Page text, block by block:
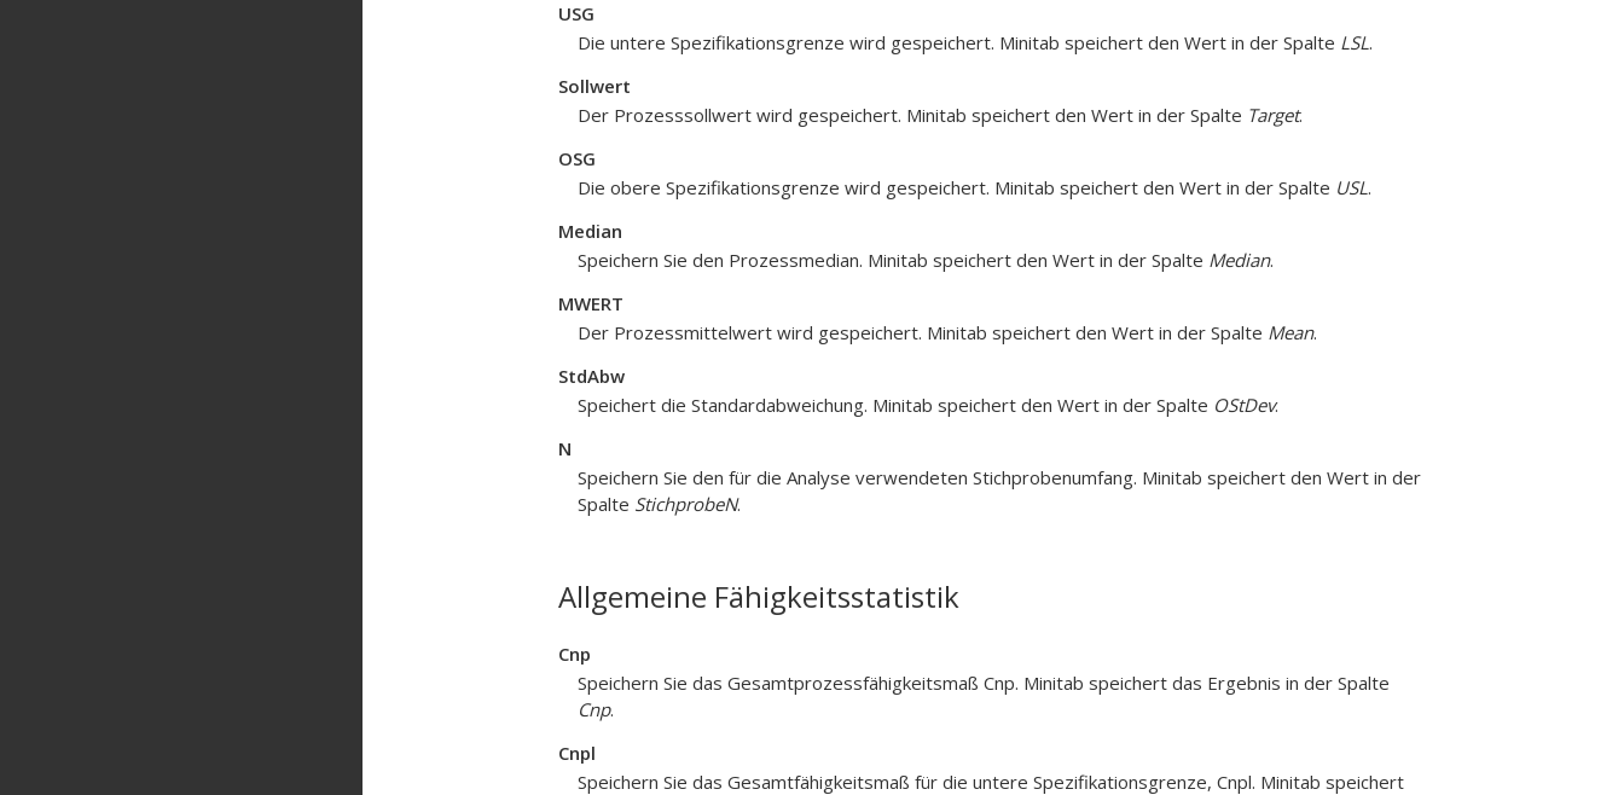
USG
Die untere Spezifikationsgrenze wird gespeichert. Minitab speichert den Wert in der Spalte LSL.
Sollwert
Der Prozesssollwert wird gespeichert. Minitab speichert den Wert in der Spalte Target.
OSG
Die obere Spezifikationsgrenze wird gespeichert. Minitab speichert den Wert in der Spalte USL.
Median
Speichern Sie den Prozessmedian. Minitab speichert den Wert in der Spalte Median.
MWERT
Der Prozessmittelwert wird gespeichert. Minitab speichert den Wert in der Spalte Mean.
StdAbw
Speichert die Standardabweichung. Minitab speichert den Wert in der Spalte OStDev.
N
Speichern Sie den für die Analyse verwendeten Stichprobenumfang. Minitab speichert den Wert in der
Spalte StichprobeN.
Allgemeine Fähigkeitsstatistik
Cnp
Speichern Sie das Gesamtprozessfähigkeitsmaß Cnp. Minitab speichert das Ergebnis in der Spalte
Cnp.
Cnpl
Speichern Sie das Gesamtfähigkeitsmaß für die untere Spezifikationsgrenze, Cnpl. Minitab speichert